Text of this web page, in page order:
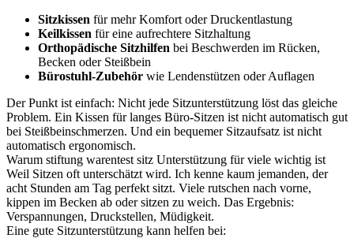
Sitzkissen für mehr Komfort oder Druckentlastung
Keilkissen für eine aufrechtere Sitzhaltung
Orthopädische Sitzhilfen bei Beschwerden im Rücken,
Becken oder Steißbein
Bürostuhl-Zubehör wie Lendenstützen oder Auflagen
Der Punkt ist einfach: Nicht jede Sitzunterstützung löst das gleiche
Problem. Ein Kissen für langes Büro-Sitzen ist nicht automatisch gut
bei Steißbeinschmerzen. Und ein bequemer Sitzaufsatz ist nicht
automatisch ergonomisch.
Warum stiftung warentest sitz Unterstützung für viele wichtig ist
Weil Sitzen oft unterschätzt wird. Ich kenne kaum jemanden, der
acht Stunden am Tag perfekt sitzt. Viele rutschen nach vorne,
kippen im Becken ab oder sitzen zu weich. Das Ergebnis:
Verspannungen, Druckstellen, Müdigkeit.
Eine gute Sitzunterstützung kann helfen bei: